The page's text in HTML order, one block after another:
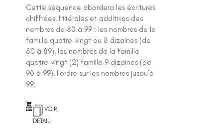
Cette séquence abordera les écritures
chiffrées, littérales et additives des
nombres de 80 à 99 : les nombres de la
famille quatre-vingt ou 8 dizaines (de
80 à 89), les nombres de la famille
quatre-vingt (2) famille 9 dizaines (de
90 à 99), l'ordre sur les nombres jusqu’à
99.
VOIR
DETAIL